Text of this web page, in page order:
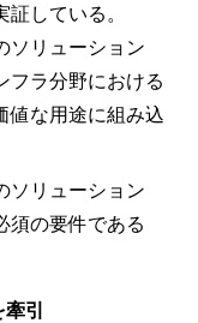
している。
ソリューション
フラ分野における
値な用途に組み込
ソリューション
須の要件である
引